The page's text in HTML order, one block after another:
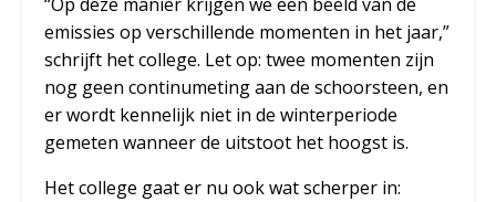
emissies op verschillende momenten in het jaar,”
schrijft het college. Let op: twee momenten zijn
nog geen continumeting aan de schoorsteen, en
er wordt kennelijk niet in de winterperiode
gemeten wanneer de uitstoot het hoogst is.
Het college gaat er nu ook wat scherper in: